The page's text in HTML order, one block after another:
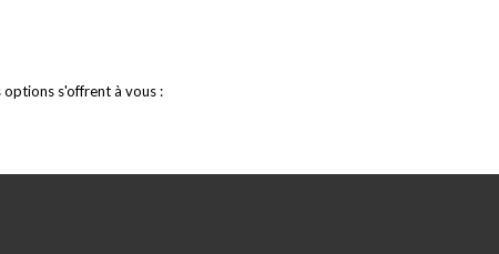
options s'offrent à vous :